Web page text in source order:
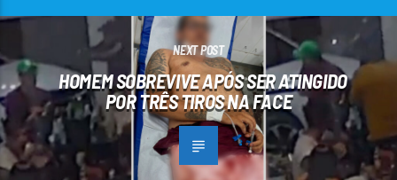
NEXT POST
HOMEM SOBREVIVE APÓS SER ATINGIDO
POR TRÊS TIROS NA FACE